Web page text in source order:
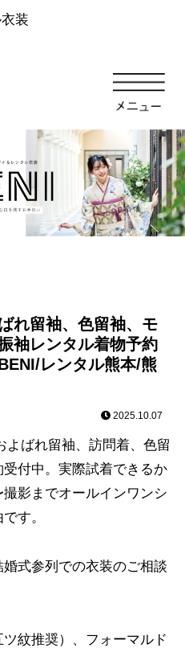
装
れ留袖、色留袖、モ
袖レンタル着物予約
レンタル熊本/熊
2025.10.07
よばれ留袖、訪問着、色留
付中。実際試着できるか
影までオールインワンシ
す。
式参列での衣装のご相談
紋推奨）、フォーマルド